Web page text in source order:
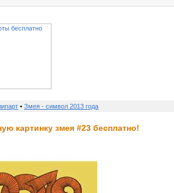
• Змея - символ 2013 года
картинку змея #23 бесплатно!